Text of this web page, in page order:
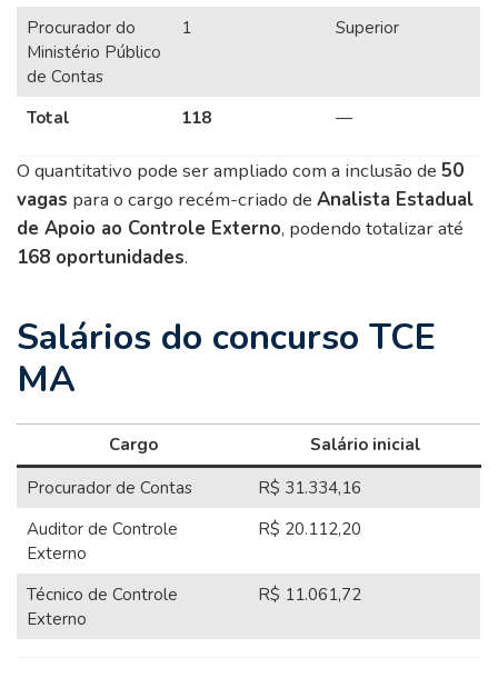
Procurador do
Ministério Público
de Contas
1 Superior
Total 118 —
O quantitativo pode ser ampliado com a inclusão de 50
vagas para o cargo recém-criado de Analista Estadual
de Apoio ao Controle Externo, podendo totalizar até
168 oportunidades.
Salários do concurso TCE
MA
Cargo
Salário inicial
Procurador de Contas
R$ 31.334,16
Auditor de Controle
Externo
R$ 20.112,20
Técnico de Controle
Externo
R$ 11.061,72